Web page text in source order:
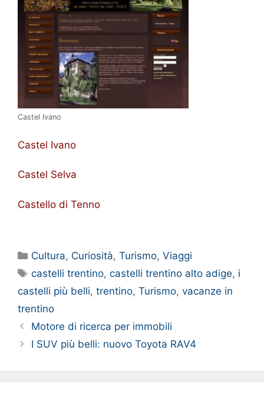
Castel Ivano
Castel Ivano
Castel Selva
Castello di Tenno
Categorie
Cultura, Curiosità,Turismo,Viaggi
Tag
castelli trentino,castelli trentino alto adige, i
castelli più belli, trentino, Turismo, vacanze in
trentino
Motore di ricerca per immobili
I SUV più belli: nuovo Toyota RAV4